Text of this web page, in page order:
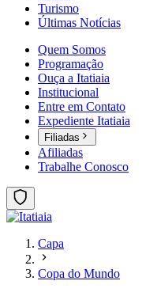
Turismo
Últimas Notícias
Quem Somos
Programação
Ouça a Itatiaia
Institucional
Entre em Contato
Expediente Itatiaia
Filiadas
Afiliadas
Trabalhe Conosco
Capa
Copa do Mundo